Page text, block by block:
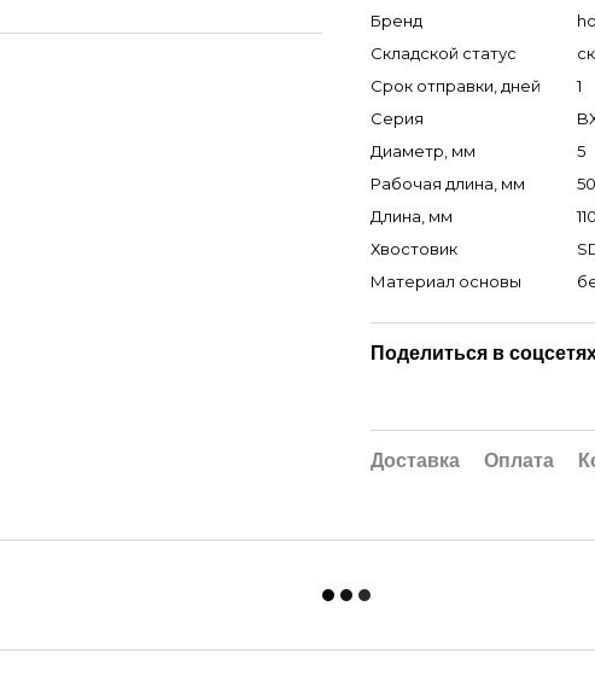
Бренд
Складской статус
Срок отправки, дней
1
Серия
Диаметр, мм
5
Рабочая длина, мм
50
Длина, мм
110
Хвостовик
Материал основы
Поделиться в
Доставка Оплата